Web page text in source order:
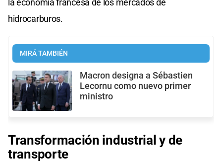
la economía francesa de los mercados de
hidrocarburos.
MIRÁ TAMBIÉN
Macron designa a Sébastien
Lecornu como nuevo primer
ministro
Transformación industrial y de
transporte